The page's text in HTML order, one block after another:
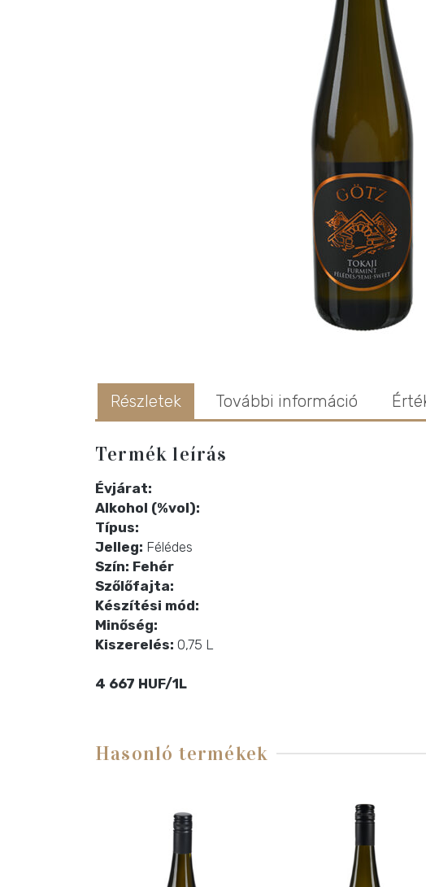
Részletek További információ
Termék leírás
Évjárat:
Alkohol (%vol):
Típus:
Jelleg: Félédes
Szín: Fehér
Szőlőfajta:
Készítési mód:
Minőség:
Kiszerelés: 0,75 L
4 667 HUF/1L
Hasonló termékek